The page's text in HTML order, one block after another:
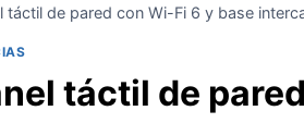
táctil de pared con Wi-Fi 6 y base
táctil de